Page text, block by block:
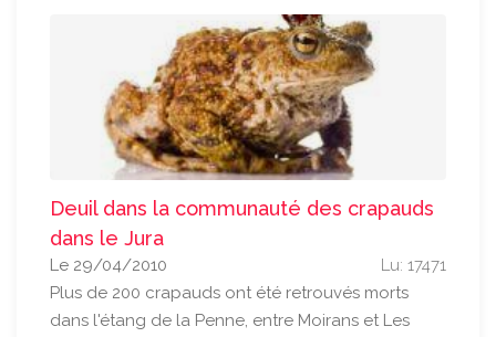
Deuil dans la communauté des crapauds
dans le Jura
Lu: 17471
Le 29/04/2010
Plus de 200 crapauds ont été retrouvés morts
dans l'étang de la Penne, entre Moirans et Les